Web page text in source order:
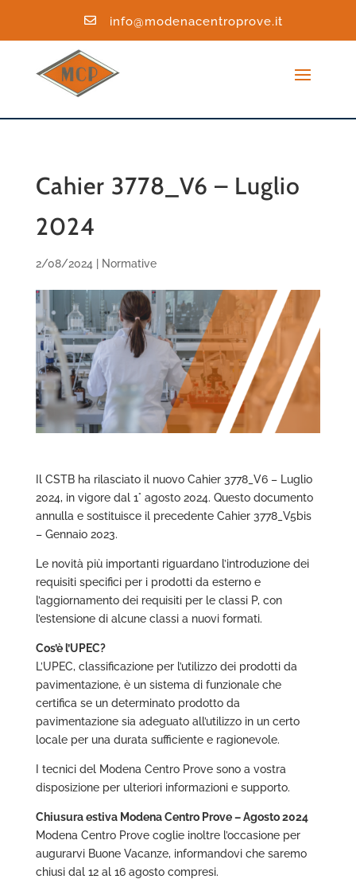
 info@modenacentroprove.it
Cahier 3778_V6 – Luglio
2024
2/08/2024| Normative
Il CSTB ha rilasciato il nuovo Cahier 3778_V6 – Luglio
2024, in vigore dal 1° agosto 2024. Questo documento
annulla e sostituisce il precedente Cahier 3778_V5bis
– Gennaio 2023.
Le novità più importanti riguardano l’introduzione dei
requisiti specifici per i prodotti da esterno e
l’aggiornamento dei requisiti per le classi P, con
l’estensione di alcune classi a nuovi formati.
Cos’è l’UPEC?
L’UPEC, classificazione per l’utilizzo dei prodotti da
pavimentazione, è un sistema di funzionale che
certifica se un determinato prodotto da
pavimentazione sia adeguato all’utilizzo in un certo
locale per una durata sufficiente e ragionevole.
I tecnici del Modena Centro Prove sono a vostra
disposizione per ulteriori informazioni e supporto.
Chiusura estiva Modena Centro Prove – Agosto 2024
Modena Centro Prove coglie inoltre l’occasione per
augurarvi Buone Vacanze, informandovi che saremo
chiusi dal 12 al 16 agosto compresi.